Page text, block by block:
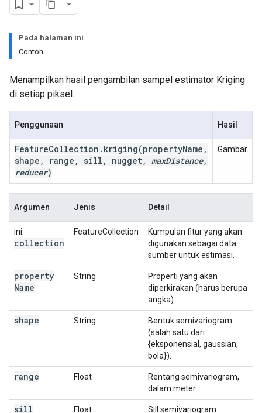
Pada halaman ini
Contoh
Menampilkan hasil pengambilan sampel estimator Kriging
di setiap piksel.
Penggunaan Hasil
FeatureCollection . kriging(propertyName ,
shape , range , sill , nugget, maxDistance,
reducer)
Gambar
Argumen Jenis Detail
ini:
collection
FeatureCollection
Kumpulan fitur yang akan
digunakan sebagai data
sumber untuk estimasi.
property
Name
String
Properti yang akan
diperkirakan (harus berupa
angka).
shape String
Bentuk semivariogram
(salah satu dari
{eksponensial, gaussian,
bola}).
range Float
Rentang semivariogram,
dalam meter.
sill Float Sill semivariogram.